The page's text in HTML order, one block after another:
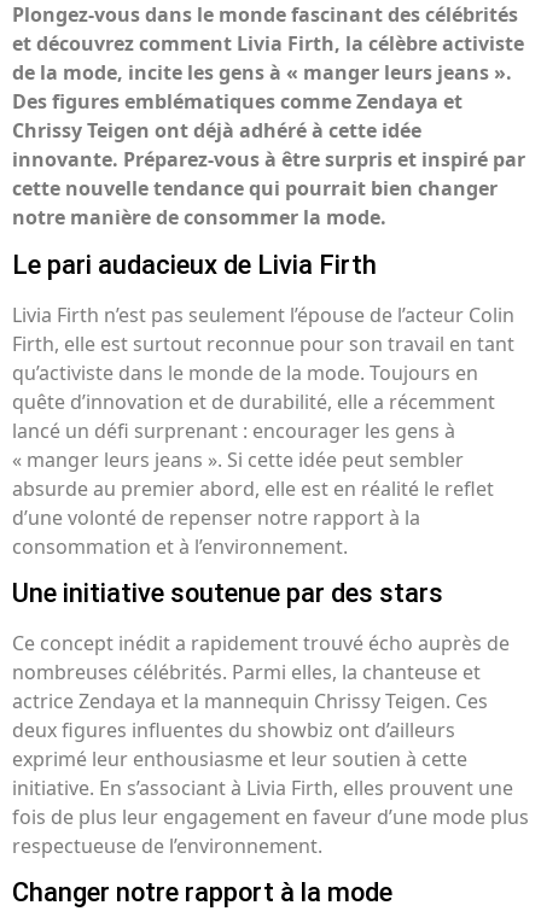
Plongez-vous dans le monde fascinant des célébrités
et découvrez comment Livia Firth, la célèbre activiste
de la mode, incite les gens à « manger leurs jeans ».
Des figures emblématiques comme Zendaya et
Chrissy Teigen ont déjà adhéré à cette idée
innovante. Préparez-vous à être surpris et inspiré par
cette nouvelle tendance qui pourrait bien changer
notre manière de consommer la mode.
Le pari audacieux de Livia Firth
Livia Firth n’est pas seulement l’épouse de l’acteur Colin
Firth, elle est surtout reconnue pour son travail en tant
qu’activiste dans le monde de la mode. Toujours en
quête d’innovation et de durabilité, elle a récemment
lancé un défi surprenant : encourager les gens à
« manger leurs jeans ». Si cette idée peut sembler
absurde au premier abord, elle est en réalité le reflet
d’une volonté de repenser notre rapport à la
consommation et à l’environnement.
Une initiative soutenue par des stars
Ce concept inédit a rapidement trouvé écho auprès de
nombreuses célébrités. Parmi elles, la chanteuse et
actrice Zendaya et la mannequin Chrissy Teigen. Ces
deux figures influentes du showbiz ont d’ailleurs
exprimé leur enthousiasme et leur soutien à cette
initiative. En s’associant à Livia Firth, elles prouvent une
fois de plus leur engagement en faveur d’une mode plus
respectueuse de l’environnement.
Changer notre rapport à la mode